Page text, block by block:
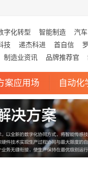
字化转型 智能制造 汽
技 递杰科进 首自信
制造业资讯 品牌推荐官
案应用场 自动化